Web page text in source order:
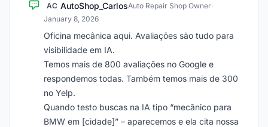
AC AutoShop_CarlosAuto Repair Shop Owner·
January 8, 2026
Oficina mecânica aqui. Avaliações são tudo para
visibilidade em IA.
Temos mais de 800 avaliações no Google e
respondemos todas. Também temos mais de 300
no Yelp.
Quando testo buscas na IA tipo “mecânico para
BMW em [cidade]” – aparecemos e ela cita nossa